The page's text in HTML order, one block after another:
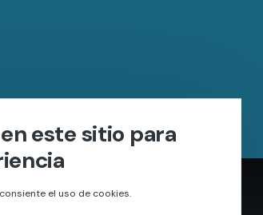
este sitio para
el uso de cookies.